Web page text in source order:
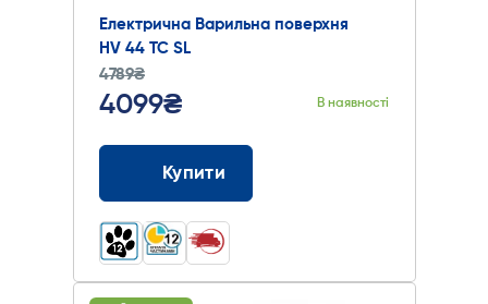
Електрична Варильна поверхня
HV 44 TC SL
4789₴
4099₴ В наявності
Купити